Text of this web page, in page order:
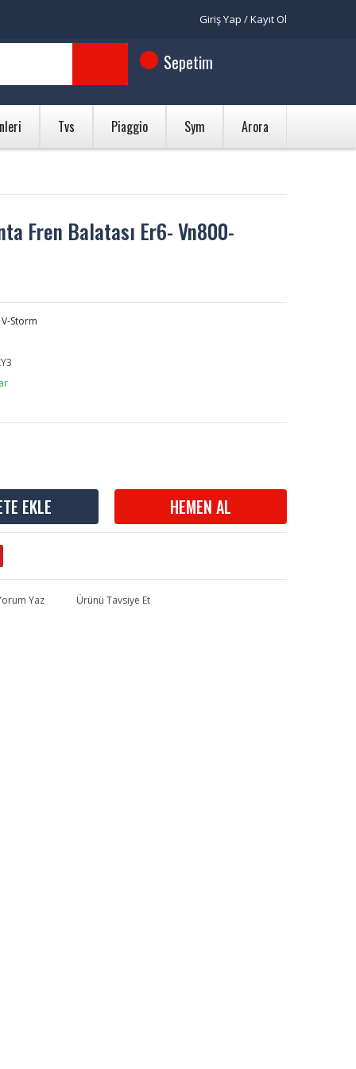
Giriş Yap / Kayıt Ol
Sepetim
Tvs Piaggio Sym Arora
Fren Balatası Er6- Vn800-
Storm
EKLE HEMEN AL
Yaz Ürünü Tavsiye Et